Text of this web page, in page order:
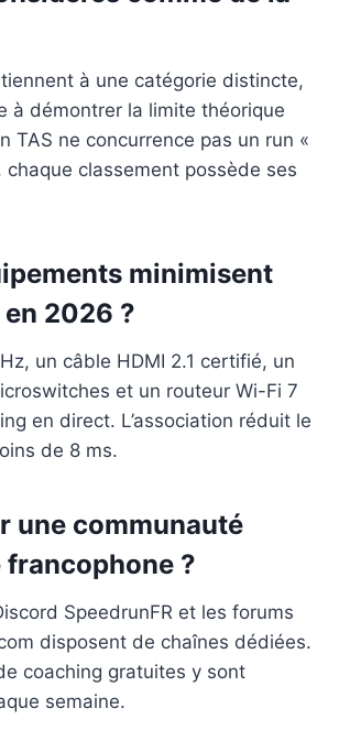
à une catégorie distincte,
à démontrer la limite théorique
TAS ne concurrence pas un run «
chaque classement possède ses
minimisent
en 2026 ?
un câble HDMI 2.1 certifié, un
et un routeur Wi-Fi 7
en direct. L’association réduit le
de 8 ms.
une communauté
francophone ?
SpeedrunFR et les forums
disposent de chaînes dédiées.
coaching gratuites y sont
semaine.